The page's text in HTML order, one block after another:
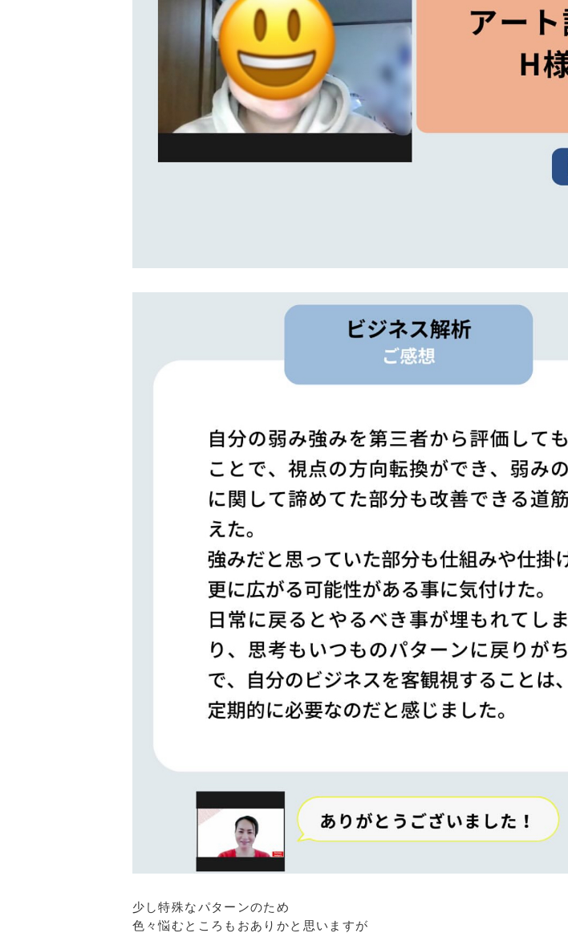
少し特殊なパターンのため
色々悩むところもおありかと思いますが